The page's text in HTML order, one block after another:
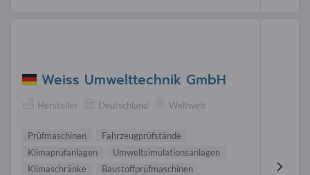
Weiss Umwelttechnik GmbH
Hersteller Deutschland Weltweit
Prüfmaschinen
Fahrzeugprüfstände
Klimaprüfanlagen
Umweltsimulationsanlagen
Klimaschränke
Baustoffprüfmaschinen